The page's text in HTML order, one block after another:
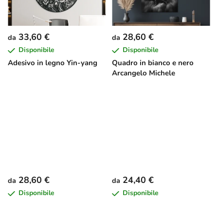
Adesivo in legno Yin-yang
da 33,60 €
Disponibile
Quadro in bianco e nero
Arcangelo Michele
da 28,60 €
Disponibile
da 28,60 €
Disponibile
da 24,40 €
Disponibile